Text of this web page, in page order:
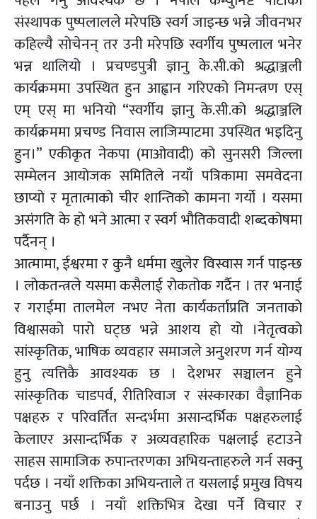
संस्थापक पुष्पलालले मरेपछि स्वर्ग जाइन्छ भन्ने जीवनभर
कहिल्यै सोचेनन् तर उनी मरेपछि स्वर्गीय पुष्पलाल भनेर
भन्न थालियो । प्रचण्डपुत्री ज्ञानु के.सी.को श्रद्धाञ्जली
कार्यक्रममा उपस्थित हुन आह्वान गरिएको निमन्त्रण एस्
एम् एस् मा भनियो “स्वर्गीय ज्ञानु के.सी.को श्रद्धाञ्जलि
कार्यक्रममा प्रचण्ड निवास लाजिम्पाटमा उपस्थित भइदिनु
हुन।” एकीकृत नेकपा (माओवादी) को सुनसरी जिल्ला
सम्मेलन आयोजक समितिले नयाँ पत्रिकामा समवेदना
छाप्यो र मृतात्माको चीर शान्तिको कामना गर्यो । यसमा
असंगति के हो भने आत्मा र स्वर्ग भौतिकवादी शब्दकोषमा
पर्दैनन् ।
आत्मामा, ईश्वरमा र कुनै धर्ममा खुलेर विस्वास गर्न पाइन्छ
। लोकतन्त्रले यसमा कसैलाई रोकतोक गर्दैन । तर भनाई
र गराईमा तालमेल नभए नेता कार्यकर्ताप्रति जनताको
विश्वासको पारो घट्छ भन्ने आशय हो यो ।नेतृत्वको
सांस्कृतिक, भाषिक व्यवहार समाजले अनुशरण गर्न योग्य
हुनु त्यत्तिकै आवश्यक छ । देशभर सञ्चालन हुने
सांस्कृतिक चाडपर्व, रीतिरिवाज र संस्कारका वैज्ञानिक
पक्षहरु र परिवर्तित सन्दर्भमा असान्दर्भिक पक्षहरुलाई
केलाएर असान्दर्भिक र अव्यवहारिक पक्षलाई हटाउने
साहस सामाजिक रुपान्तरणका अभियन्ताहरुले गर्न सक्नु
पर्दछ । नयाँ शक्तिका अभियन्ताले त यसलाई प्रमुख विषय
बनाउनु पर्छ । नयाँ शक्तिभित्र देखा पर्ने विचार र